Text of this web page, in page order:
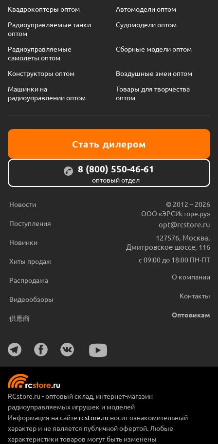
Квадрокоптеры оптом
Автомодели оптом
Радиоуправляемые танки
оптом
Судомодели оптом
Радиоуправляемые
самолеты оптом
Сборные модели оптом
Конструкторы оптом
Воздушные змеи оптом
Машинки на
радиоуправлении оптом
Товары для творчества
оптом
Стать дилером
8 (800) 550-46-61
оптовый отдел
Новости
Поступления
Новинки
Хиты продаж
Распродажа
Видеообзоры
供應商
© 2012 – 2026
ООО «ЭРСИсторе.ру»
opt@rcstore.ru
127576 Москва
Дмитровское шоссе, 116
с 09:00 до 18:00 ПН-ПТ
О компании
Контакты
Оптовикам
RCstore.ru - оптовый склад, интернет-магазин
радиоуправляемых игрушек и моделей
Информация на сайте rcstore.ru носит ознакомительный
характер и не является публичной офертой. Любые
характеристики товаров могут быть изменены